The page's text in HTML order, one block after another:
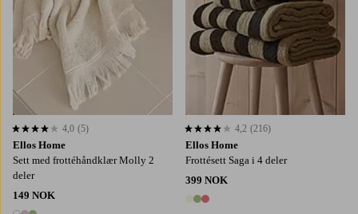
Ellos Home
Sett med frottéhåndklær Molly 2
deler
149 NOK
4,0 basert på 5 karaktergivninger
4,0 (5)
Ellos Home
Frottésett Saga i 4 deler
399 NOK
3 farger
4,2 basert på 216 karaktergivninger
4,2 (216)